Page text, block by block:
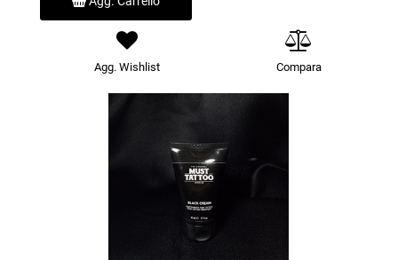
Agg. Wishlist Compara